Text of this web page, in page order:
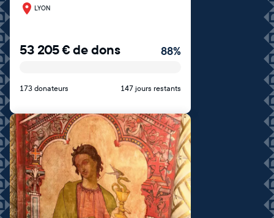
LYON
53 205€de dons 88%
173 donateurs 147 jours restants